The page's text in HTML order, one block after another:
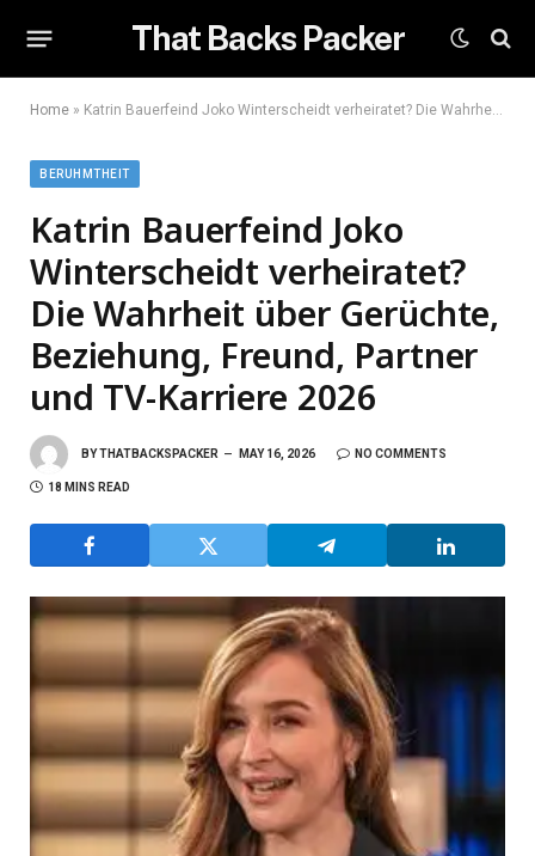
That Backs Packer
Home » Katrin Bauerfeind Joko Winterscheidt verheiratet? Die Wahrheit über Gerüchte, Beziehung, Freund, Partner und TV-Karriere 2026
BERUHMTHEIT
Katrin Bauerfeind Joko
Winterscheidt verheiratet?
Die Wahrheit über Gerüchte,
Beziehung, Freund, Partner
und TV-Karriere 2026
BYTHATBACKSPACKER MAY 16, 2026 NO COMMENTS
18 MINS READ